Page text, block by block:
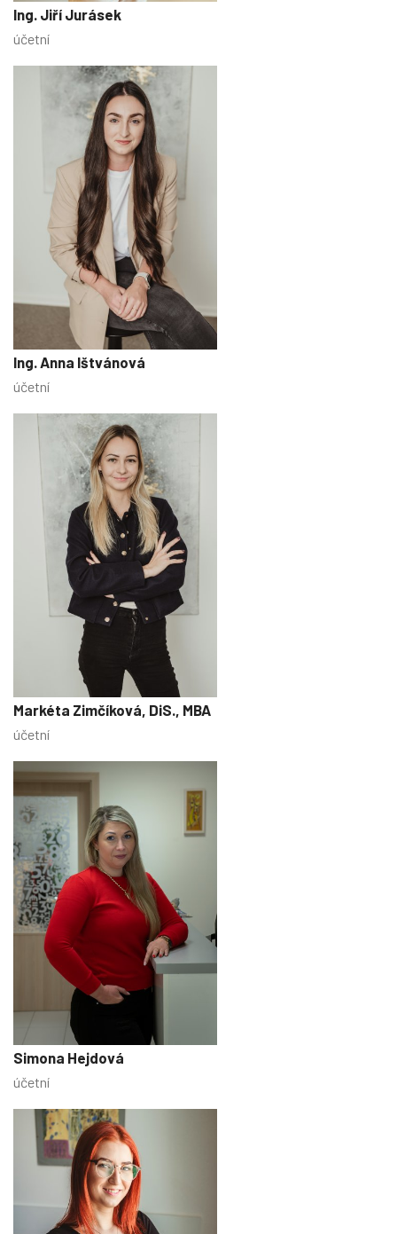
Ing. Jiří Jurásek
účetní
Ing. Anna Ištvánová
účetní
Markéta Zimčíková, DiS., MBA
účetní
Simona Hejdová
účetní